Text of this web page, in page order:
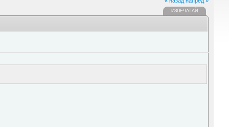
ИЗПЕЧАТАЙ